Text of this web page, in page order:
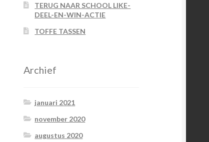
TERUG NAAR SCHOOL LIKE-
DEEL-EN-WIN-ACTIE
TOFFE TASSEN
Archief
januari 2021
november 2020
augustus 2020